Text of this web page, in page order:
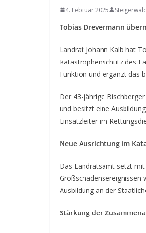
4. Februar 2025
Tobias Drevermann
Landrat Johann Kalb hat
Katastrophenschutz des
Funktion und ergänzt das
Der 43-jährige
und besitzt eine
Einsatzleiter im
Neue Ausrichtung im
Das Landratsamt setzt mit
Großschadensereignissen
Ausbildung an der
Stärkung der